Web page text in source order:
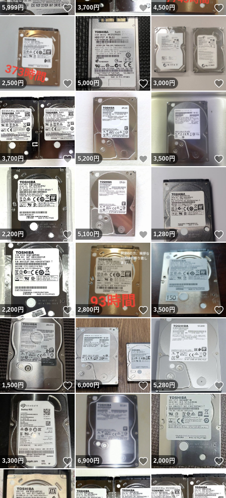
5,999円 いいね！
3,700円 いいね！
4,500円
2,500円 いいね！
5,000円 いいね！
3,000円
3,700円 いいね！
5,200円 いいね！
3,500円
2,200円 いいね！
5,100円 いいね！
1,280円
2,200円 いいね！
2,800円 いいね！
3,500円
1,500円 いいね！
6,000円 いいね！
5,280円
3,300円 いいね！
6,900円 いいね！
2,000円